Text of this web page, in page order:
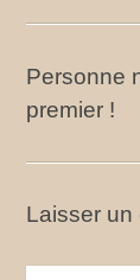
Personne
premier !
Laisser un